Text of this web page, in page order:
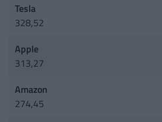
Tesla
328,52
Apple
313,27
Amazon
274,45